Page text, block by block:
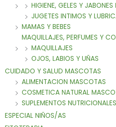
HIGIENE, GELES Y JABONES
JUGETES INTIMOS Y
MAMAS Y BEBES
MAQUILLAJES, PERFUMES Y
MAQUILLAJES
OJOS, LABIOS Y UÑAS
CUIDADO Y SALUD MASCOTAS
ALIMENTACION MASCOTAS
COSMETICA NATURAL
SUPLEMENTOS
ESPECIAL NIÑOS/AS